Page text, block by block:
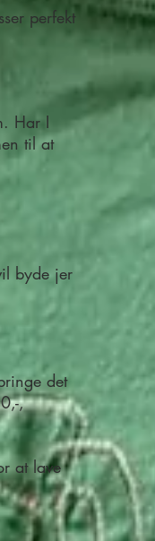
perfekt
Har I
til at
byde jer
det
,
at lave